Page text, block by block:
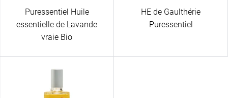
Puressentiel Huile
essentielle de Lavande
vraie Bio
HE de Gaulthérie
Puressentiel